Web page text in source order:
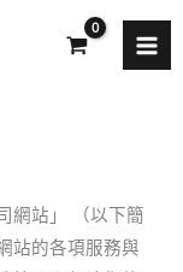
網站」 （以下簡
站的各項服務與